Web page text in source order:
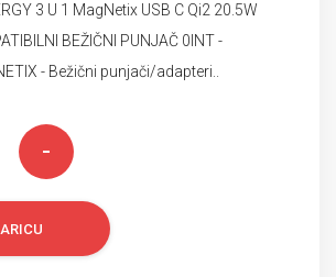
3 U 1 MagNetix USB C Qi2 20.5W
BEŽIČNI PUNJAČ 0INT -
- Bežični punjači/adapteri..